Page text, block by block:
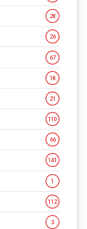
28
26
67
18
21
110
66
141
1
112
3